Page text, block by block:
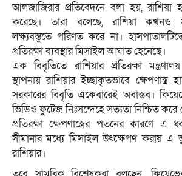
আলজাজিরার প্রতিবেদনে বলা হয়, রাশিয়া
করেছে। তারা বলেছে, রাশিয়া কখনও
লক্ষ্যবস্তুতে পরিণত করে না।
প্রতিরক্ষা ব্যবস্থার মিসাইল আঘাত হেনেছে।
এক বিবৃতিতে রাশিয়ার প্রতিরক্ষা
স্থাপনায় রাশিয়ার ইচ্ছাকৃতভাবে ক্ষেপণাস্ত্র
সরকারের বিবৃতি একেবারেই অবাস্তব।
ভিডিও ফুটেজ নিঃসন্দেহে সত্যতা নিশ্চিত
প্রতিরক্ষা ক্ষেপণাস্ত্রের পতনের কারণে এ
সীমানার মধ্যে মিসাইল উৎক্ষেপণ করায় এ
রাশিয়ার।